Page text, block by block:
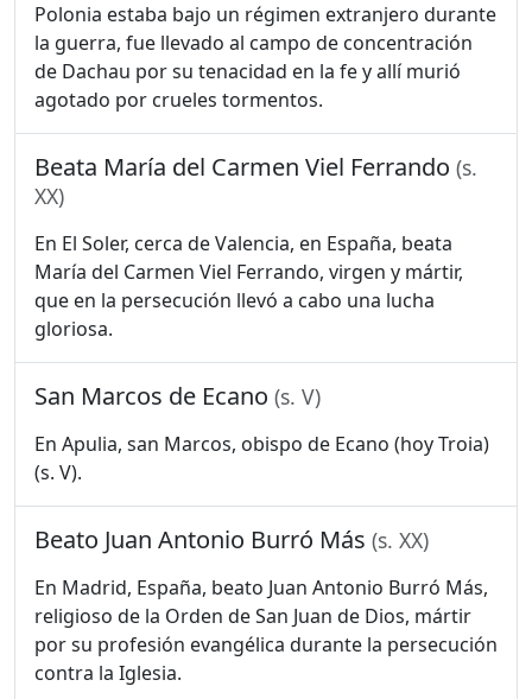
Polonia estaba bajo un régimen extranjero durante
la guerra, fue llevado al campo de concentración
de Dachau por su tenacidad en la fe y allí murió
agotado por crueles tormentos.
Beata María del Carmen Viel Ferrando (s.
XX)
En El Soler, cerca de Valencia, en España, beata
María del Carmen Viel Ferrando, virgen y mártir,
que en la persecución llevó a cabo una lucha
gloriosa.
San Marcos de Ecano (s. V)
En Apulia, san Marcos, obispo de Ecano (hoy Troia)
(s. V).
Beato Juan Antonio Burró Más (s. XX)
En Madrid, España, beato Juan Antonio Burró Más,
religioso de la Orden de San Juan de Dios, mártir
por su profesión evangélica durante la persecución
contra la Iglesia.